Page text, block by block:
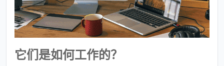
它们是如何工作的？